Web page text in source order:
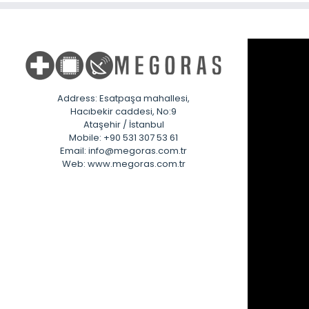
Address: Esatpaşa mahallesi,
Hacıbekir caddesi, No:9
Ataşehir / İstanbul
Mobile: +90 531 307 53 61
Email: info@megoras.com.tr
Web: www.megoras.com.tr